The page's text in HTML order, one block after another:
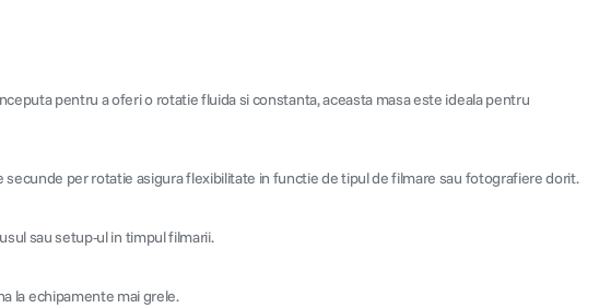
pentru a oferi o rotatie fluida si constanta, aceasta masa este ideala pentru
per rotatie asigura flexibilitate in functie de tipul de filmare sau fotografiere dorit.
sau setup-ul in timpul filmarii.
la echipamente mai grele.